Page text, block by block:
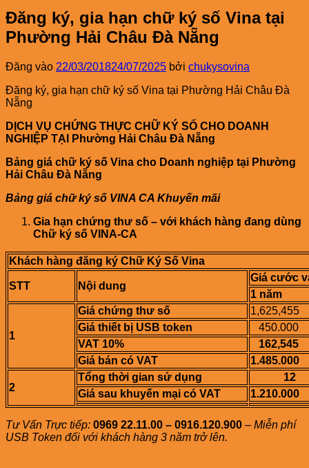
Đăng ký, gia hạn chữ ký số Vina tại
Phường Hải Châu Đà Nẵng
Đăng vào 22/03/201824/07/2025 bởi chukysovina
Đăng ký, gia hạn chữ ký số Vina tại Phường Hải Châu Đà
Nẵng
DỊCH VỤ CHỨNG THỰC CHỮ KÝ SỐ CHO DOANH
NGHIỆP TẠI Phường Hải Châu Đà Nẵng
Bảng giá chữ ký số Vina cho Doanh nghiệp tại Phường
Hải Châu Đà Nẵng
Bảng giá chữ ký số VINA CA Khuyến mãi
Gia hạn chứng thư số – với khách hàng đang dùng
Chữ ký số VINA-CA
Khách hàng đăng ký Chữ Ký Số Vina
STT Nội dung
Giá cước
1 năm
1
Giá chứng thư số
1,625,455
Giá thiết bị USB token
450.000
VAT 10%
162,545
Giá bán có VAT
1.485.000
2
Tổng thời gian sử dụng
12
Giá sau khuyến mại có VAT
1.210.000
Tư Vấn Trực tiếp: 0969 22.11.00 – 0916.120.900 – Miễn phí
USB Token đối với khách hàng 3 năm trở lên.